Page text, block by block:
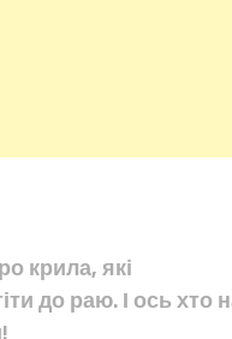
крила, які
до раю. І ось хто